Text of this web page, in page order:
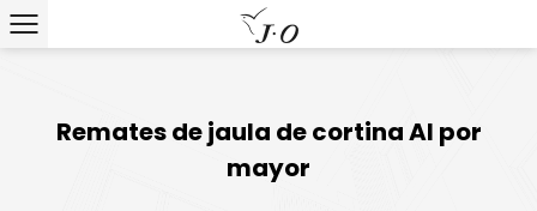
Remates de jaula de cortina Al por
mayor